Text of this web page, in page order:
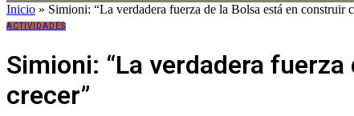
Inicio » Simioni: “La verdadera fuerza de la Bolsa está en construir
ACTIVIDADES
Simioni: “La verdadera
crecer”